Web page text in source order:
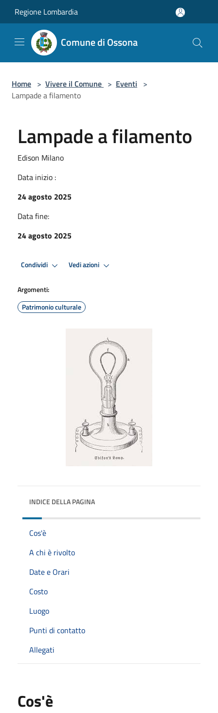
Regione Lombardia
Comune di Ossona
Home > Vivere il Comune > Eventi >
Lampade a filamento
Lampade a filamento
Edison Milano
Data inizio :
24 agosto 2025
Data fine:
24 agosto 2025
Condividi Vedi azioni
Argomenti:
Patrimonio culturale
INDICE DELLA PAGINA
Cos'è
A chi è rivolto
Date e Orari
Costo
Luogo
Punti di contatto
Allegati
Cos'è